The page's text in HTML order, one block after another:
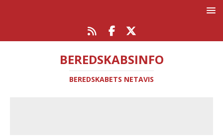
BEREDSKABSINFO
BEREDSKABETS NETAVIS